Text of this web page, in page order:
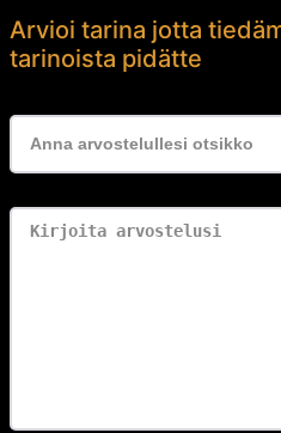
Arvioi tarina jotta
tarinoista pidätte